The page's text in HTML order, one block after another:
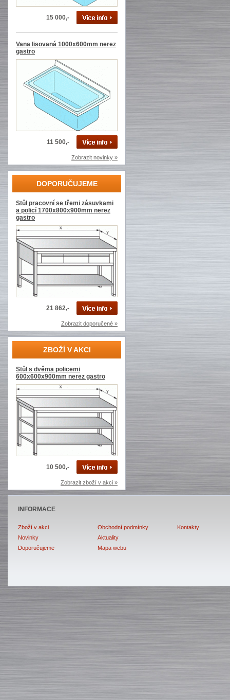
15 000,-
Vana lisovaná 1000x600mm nerez
gastro
11 500,-
Zobrazit novinky »
DOPORUČUJEME
Stůl pracovní se třemi zásuvkami
a policí 1700x800x900mm nerez
gastro
21 862,-
Zobrazit doporučené »
ZBOŽÍ V AKCI
Stůl s dvěma policemi
600x600x900mm nerez gastro
10 500,-
Zobrazit zboží v akci »
INFORMACE
Zboží v akci
Novinky
Doporučujeme
Obchodní podmínky
Aktuality
Mapa webu
Kontakty